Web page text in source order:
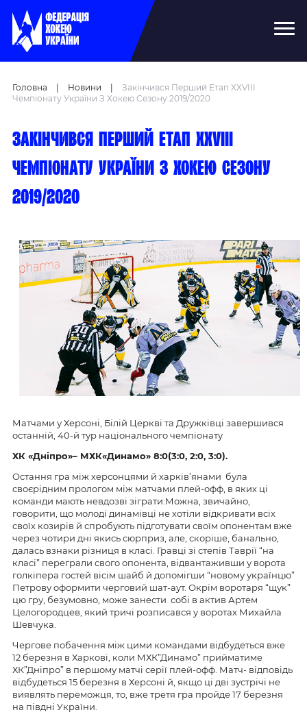
Головна Новини
Закінчився Перший Етап XXVIII
Чемпіонату України З Хокею Сезону 2019/2020
Закінчився перший етап XXVIII
чемпіонату України з хокею сезону
2019/2020
Матчами у Херсоні, Білій Церкві та Дружківці завершився
останній, 40-й тур національного чемпіонату
ХК «Дніпро»– МХК«Динамо» 8:0(3:0, 2:0, 3:0).
Остання гра між херсонцями й харків’янами була
своєрідним прологом між матчами плей-офф, в яких ці
команди мають невдозві зіграти.Можна, звичайно,
говорити, що молоді динамівці не хотіли відкривати всіх
своїх козирів й спробують підготувати своїм опонентам вже
через чотири дні якись сюрприз, але, скоріше, банально,
далась взнаки різниця в класі. Гравці зі степів Таврії “на
класі” переграли свого опонента, відвантаживши у ворота
голкіпера гостей вісім шайб й допомігши “новому українцю”
Петрову оформити черговий шат-аут. Окрім воротаря “щук”
цю гру, безумовно, може занести собі в актив Артем
Целогородцев, який тричі розписався у воротах Михайла
Шевчука.
Чергове побачення між цими командами відбудеться вже
12 березня в Харкові, коли МХК”Динамо” прийматиме
ХК”Дніпро” в першому матчі серії плей-офф. Матч- відповідь
відбудеться 15 березня в Херсоні й, якщо ці дві зустрічі не
виявлять переможця, то, вже третя гра пройде 17 березня
на півдні України.